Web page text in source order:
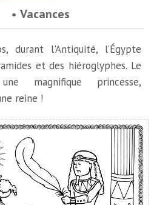
Vacances
l'Antiquité, l’Égypte
et des hiéroglyphes. Le
magnifique princesse,
reine !